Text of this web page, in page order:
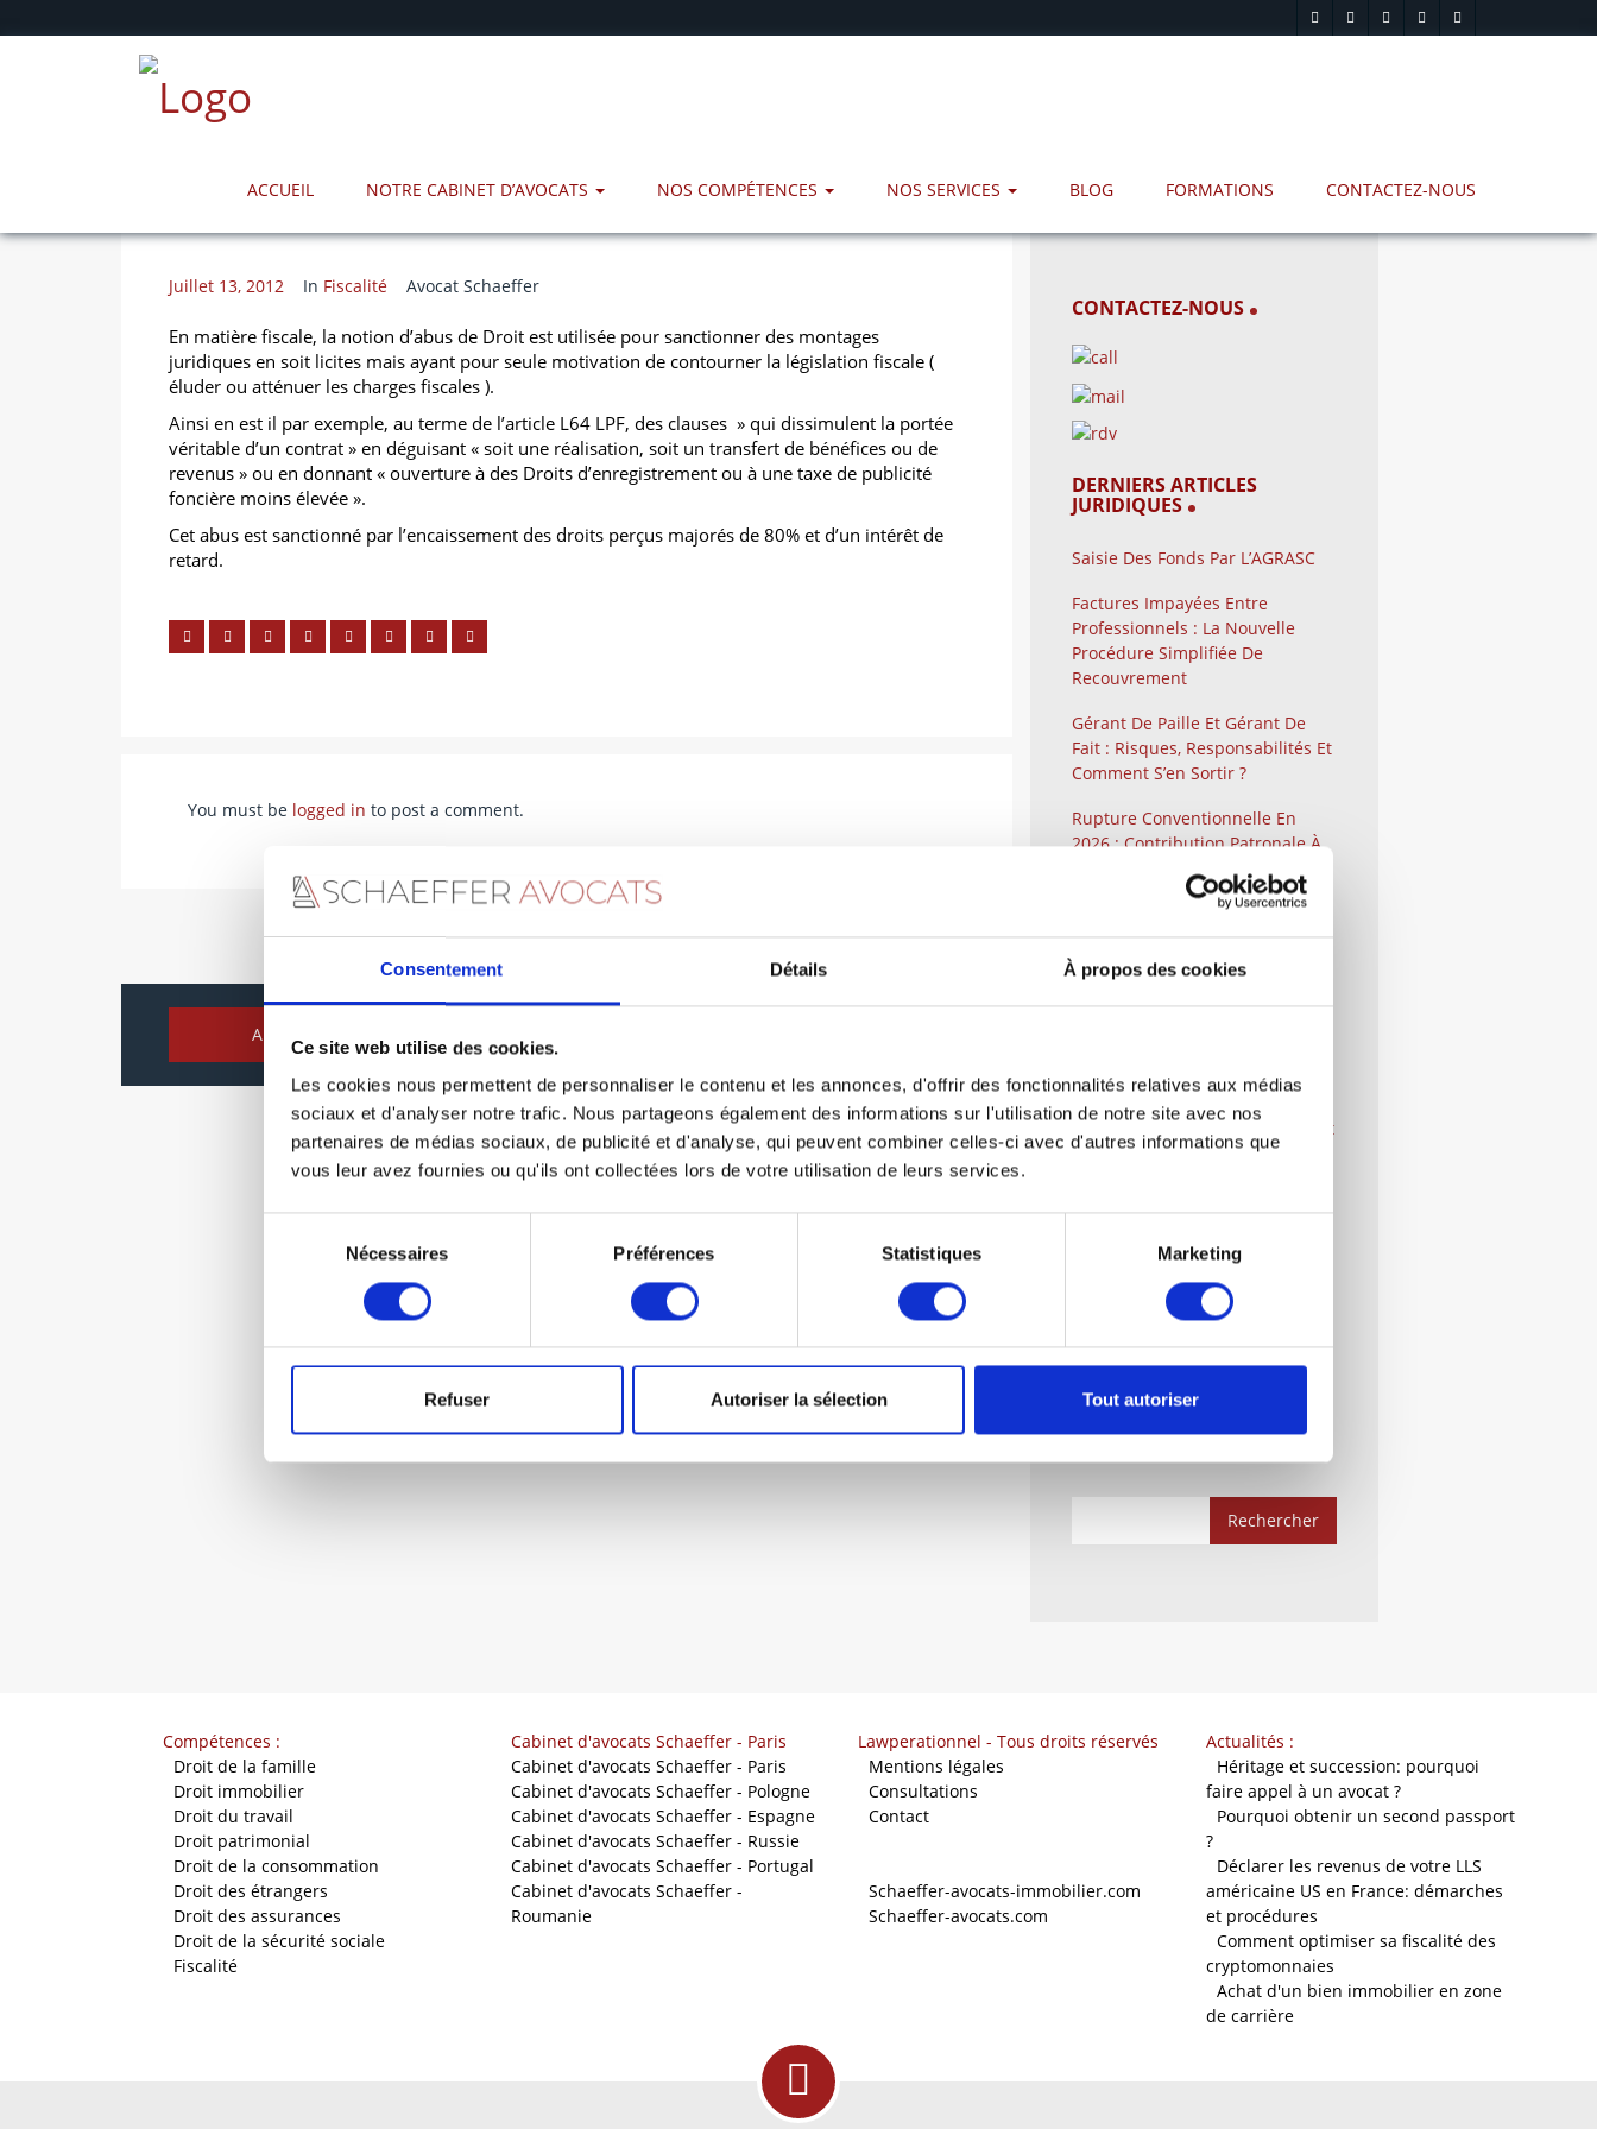
Consentement Détails À propos des cookies
Ce site web utilise des cookies.
Les cookies nous permettent de personnaliser le contenu et les annonces, d'offrir des fonctionnalités relatives aux médias
sociaux et d'analyser notre trafic. Nous partageons également des informations sur l'utilisation de notre site avec nos
partenaires de médias sociaux, de publicité et d'analyse, qui peuvent combiner celles-ci avec d'autres informations que
vous leur avez fournies ou qu'ils ont collectées lors de votre utilisation de leurs services.
consentement
Nécessaires Préférences Statistiques Marketing
Refuser Autoriser la sélection Tout autoriser
ACCUEIL NOTRE CABINET D’AVOCATS NOS COMPÉTENCES NOS SERVICES BLOG FORMATIONS CONTACTEZ-NOUS
Juillet 13, 2012 In Fiscalité Avocat Schaeffer
En matière fiscale, la notion d’abus de Droit est utilisée pour sanctionner des montages
juridiques en soit licites mais ayant pour seule motivation de contourner la législation fiscale (
éluder ou atténuer les charges fiscales ).
Ainsi en est il par exemple, au terme de l’article L64 LPF, des clauses » qui dissimulent la portée
véritable d’un contrat » en déguisant « soit une réalisation, soit un transfert de bénéfices ou de
revenus » ou en donnant « ouverture à des Droits d’enregistrement ou à une taxe de publicité
foncière moins élevée ».
Cet abus est sanctionné par l’encaissement des droits perçus majorés de 80% et d’un intérêt de
retard.
You must be logged in to post a comment.
Abus de droit
CONTACTEZ-NOUS
DERNIERS ARTICLES
JURIDIQUES
Saisie Des Fonds Par L’AGRASC
Factures Impayées Entre
Professionnels : La Nouvelle
Procédure Simplifiée De
Recouvrement
Gérant De Paille Et Gérant De
Fait : Risques, Responsabilités Et
Comment S’en Sortir ?
Rupture Conventionnelle En
2026 : Contribution Patronale À
Comment Contester Un Refus,
Un Retrait Ou Un Retard De
Versement D’une Aide Publique
Lorsque Vous Êtes Une
Entreprise ?
La Conciliation ?
Créer Une Société: Démarches Et
Documents Indispensables
Indispensables
Rachat D’une Société En
Liquidation Judiciaire : Guide
Complet
Quelle Forme Juridique Choisir ?
EI, SARL, SAS, SCI…
Compétences :
Droit de la famille
Droit immobilier
Droit du travail
Droit patrimonial
Droit de la consommation
Droit des étrangers
Droit des assurances
Droit de la sécurité sociale
Fiscalité
Cabinet d'avocats Schaeffer - Paris
Cabinet d'avocats Schaeffer - Paris
Cabinet d'avocats Schaeffer - Pologne
Cabinet d'avocats Schaeffer - Espagne
Cabinet d'avocats Schaeffer - Russie
Cabinet d'avocats Schaeffer - Portugal
Cabinet d'avocats Schaeffer -
Roumanie
Lawperationnel - Tous droits réservés
Mentions légales
Consultations
Contact
Schaeffer-avocats-immobilier.com
Schaeffer-avocats.com
Actualités :
Héritage et succession: pourquoi
faire appel à un avocat ?
Pourquoi obtenir un second passport
?
Déclarer les revenus de votre LLS
américaine US en France: démarches
et procédures
Comment optimiser sa fiscalité des
cryptomonnaies
Achat d'un bien immobilier en zone
de carrière